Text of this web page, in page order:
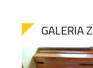
GALERIA